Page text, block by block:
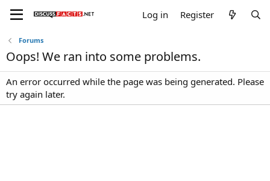
Log in Register
Forums
Oops! We ran into some problems.
An error occurred while the page was being generated. Please
try again later.